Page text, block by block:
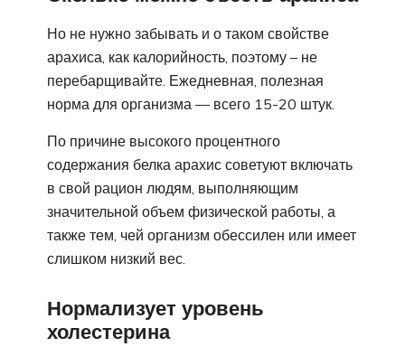
Но не нужно забывать и о таком свойстве
арахиса, как калорийность, поэтому – не
перебарщивайте. Ежедневная, полезная
норма для организма — всего 15-20 штук.
По причине высокого процентного
содержания белка арахис советуют включать
в свой рацион людям, выполняющим
значительной объем физической работы, а
также тем, чей организм обессилен или имеет
слишком низкий вес.
Нормализует уровень
холестерина